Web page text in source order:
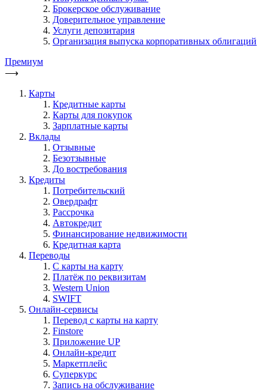
Брокерское обслуживание
Доверительное управление
Услуги депозитария
Организация выпуска корпоративных облигаций
Премиум
⟶
Карты
Кредитные карты
Карты для покупок
Зарплатные карты
Вклады
Отзывные
Безотзывные
До востребования
Кредиты
Потребительский
Овердрафт
Рассрочка
Автокредит
Финансирование недвижимости
Кредитная карта
Переводы
С карты на карту
Платёж по реквизитам
Western Union
SWIFT
Онлайн-сервисы
Перевод с карты на карту
Finstore
Приложение UP
Онлайн-кредит
Маркетплейс
Суперкурс
Запись на обслуживание